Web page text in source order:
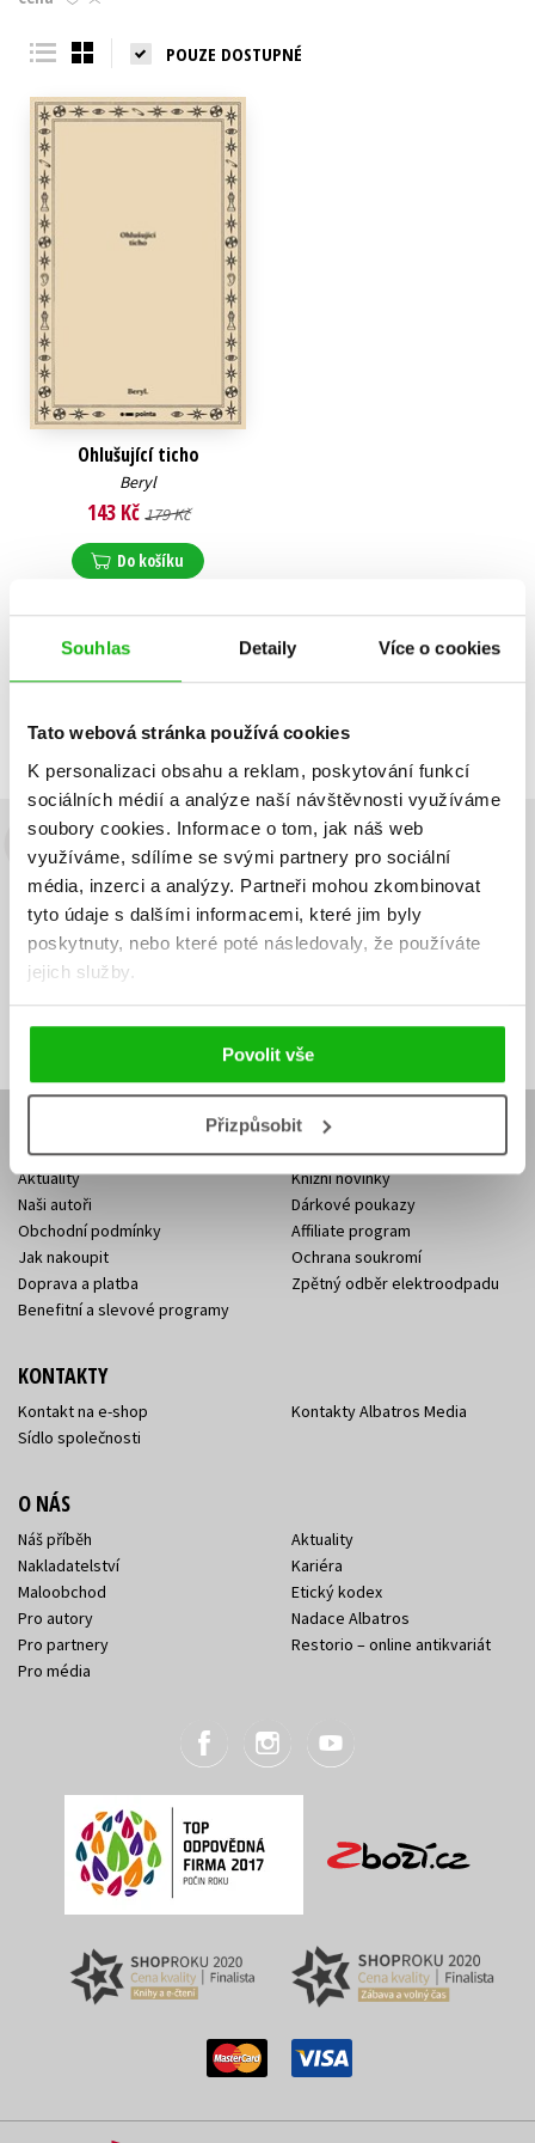
Souhlas Detaily Více o cookies
Tato webová stránka používá cookies
K personalizaci obsahu a reklam, poskytování funkcí
sociálních médií a analýze naší návštěvnosti využíváme
soubory cookies. Informace o tom, jak náš web
využíváme, sdílíme se svými partnery pro sociální
média, inzerci a analýzy. Partneři mohou zkombinovat
tyto údaje s dalšími informacemi, které jim byly
poskytnuty, nebo které poté následovaly, že používáte
jejich služby.
Povolit vše
Přizpůsobit
Young adult (SK)
POUZE DOSTUPNÉ
Ohlušující ticho
Beryl
143 Kč 179 Kč
Do košíku
Zobrazuji 1 až 1 z celkem 1 záznamů
Předchozí 1 Další
Budete to vědět jako první!
Zajímá Vás, jaký knižní hit právě vychází, na jaké zboží je výhodná
sleva, jaká běží soutěž o ceny? Přihlášením k odběru našich e-
mailových novineksouhlasíte se zpracováním osobních údajů.
mailová
adresa
mailová
adresa
Vaše e-mailová adresa Přihlásit se
Aktuality
Naši autoři
Obchodní podmínky
Jak nakoupit
Doprava a platba
Benefitní a slevové programy
Knižní novinky
Dárkové poukazy
Affiliate program
Ochrana soukromí
Zpětný odběr elektroodpadu
KONTAKTY
Kontakt na e-shop
Sídlo společnosti
Kontakty Albatros Media
O NÁS
Náš příběh
Nakladatelství
Maloobchod
Pro autory
Pro partnery
Pro média
Aktuality
Kariéra
Etický kodex
Nadace Albatros
Restorio – online antikvariát